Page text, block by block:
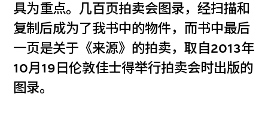
具为重点。几百页拍卖会图录，经扫描和
复制后成为了我书中的物件，而书中最后
一页是关于《来源》的拍卖，取自2013年
10月19日伦敦佳士得举行拍卖会时出版的
图录。